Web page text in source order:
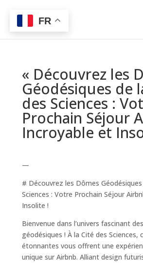
« Découvrez les
Géodésiques de
des Sciences :
Prochain Séjour
Incroyable et
—
# Découvrez les Dômes
Sciences : Votre Prochain Séjour
Insolite !
Bienvenue dans l’univers fascinant
géodésiques ! À la Cité des Sciences,
étonnantes vous offrent une
unique sur Airbnb. Alliant design
FR